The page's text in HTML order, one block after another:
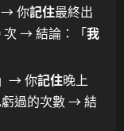
→ 你記住最終出
次 → 結論：「我
→ 你記住晚上
虧過的次數 → 結